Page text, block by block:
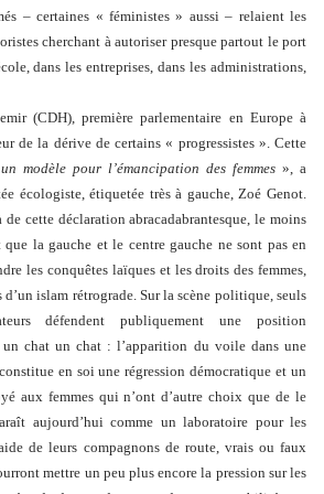
– certaines « féministes » aussi – relaient les
cherchant à autoriser presque partout le port
dans les entreprises, dans les administrations,
(CDH), première parlementaire en Europe à
de la dérive de certains « progressistes ». Cette
modèle pour l’émancipation des femmes », a
écologiste, étiquetée très à gauche, Zoé Genot.
de cette déclaration abracadabrantesque, le moins
que la gauche et le centre gauche ne sont pas en
les conquêtes laïques et les droits des femmes,
d’un islam rétrograde. Sur la scène politique, seuls
défendent publiquement une position
un chat un chat : l’apparition du voile dans une
en soi une régression démocratique et un
aux femmes qui n’ont d’autre choix que de le
aujourd’hui comme un laboratoire pour les
de leurs compagnons de route, vrais ou faux
mettre un peu plus encore la pression sur les